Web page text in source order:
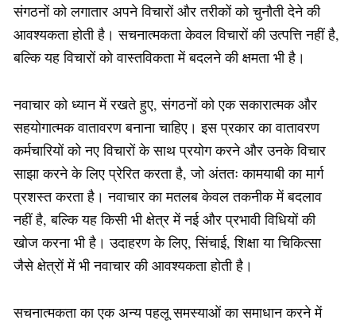
संगठनों को लगातार अपने विचारों और तरीकों को चुनौती देने की
आवश्यकता होती है। सचनात्मकता केवल विचारों की उत्पत्ति नहीं है,
बल्कि यह विचारों को वास्तविकता में बदलने की क्षमता भी है।
नवाचार को ध्यान में रखते हुए, संगठनों को एक सकारात्मक और
सहयोगात्मक वातावरण बनाना चाहिए। इस प्रकार का वातावरण
कर्मचारियों को नए विचारों के साथ प्रयोग करने और उनके विचार
साझा करने के लिए प्रेरित करता है, जो अंततः कामयाबी का मार्ग
प्रशस्त करता है। नवाचार का मतलब केवल तकनीक में बदलाव
नहीं है, बल्कि यह किसी भी क्षेत्र में नई और प्रभावी विधियों की
खोज करना भी है। उदाहरण के लिए, सिंचाई, शिक्षा या चिकित्सा
जैसे क्षेत्रों में भी नवाचार की आवश्यकता होती है।
सचनात्मकता का एक अन्य पहलू समस्याओं का समाधान करने में